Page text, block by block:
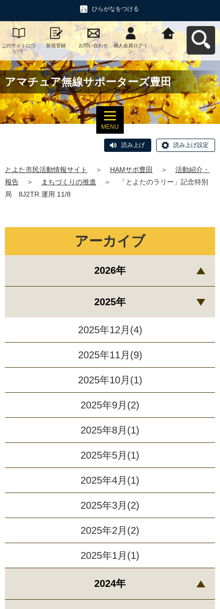
ひらがなをつける
このサイトにつ
いて
新規登録 お問い合わせ
個人会員ログイ
ン
とよた市民活動
情報サイトへ戻
る
アマチュア無線サポーターズ豊田
MENU
読み上げ 読み上げ設定
とよた市民活動情報サイト ＞ HAMサポ豊田 ＞
活動紹介・
報告
＞ まちづくりの推進 ＞
「とよたのラリー」記念特別
局 8J2TR 運用 11/8
アーカイブ
2026年
2025年
2025年12月(4)
2025年11月(9)
2025年10月(1)
2025年9月(2)
2025年8月(1)
2025年5月(1)
2025年4月(1)
2025年3月(2)
2025年2月(2)
2025年1月(1)
2024年